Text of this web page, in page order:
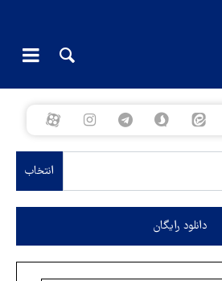
انتخاب
دانلود رایگان